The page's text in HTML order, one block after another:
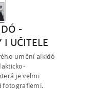
-
I UČITELE
umění aikidó
je velmi
fotografiemi.